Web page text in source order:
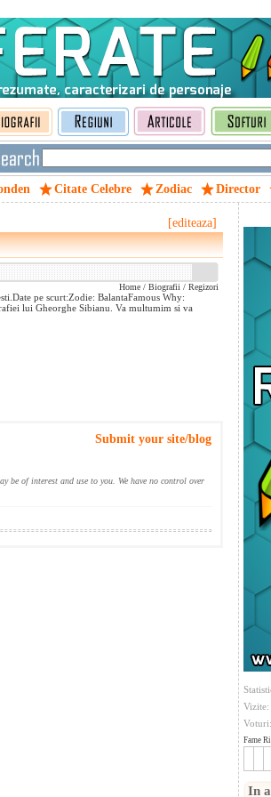
Citate Celebre Zodiac Director
Vizite:
Voturi:
Fame
In
[editeaza]
Home / Biografii / Regizori
pe scurt:Zodie: BalantaFamous Why:
lui Gheorghe Sibianu. Va multumim si va
Submit your site/blog
be of interest and use to you. We have no control over